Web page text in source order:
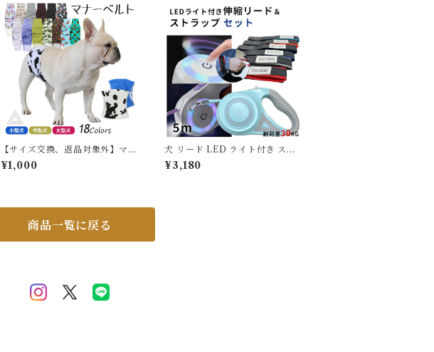
ラソン 【イチオシ】 1000円 K
M674G
KM514G
【サイズ交換、返品対象外】マナ
ーベルト 犬 フレンチブルドック
カバー オムツ 幅広マナーベルト
¥1,000
犬 リード LED ライト付き スト
ラップ セット 5メートル 伸縮リ
ード 懐中電灯 ロングリード 巻き
¥3,180
商品一覧に戻る